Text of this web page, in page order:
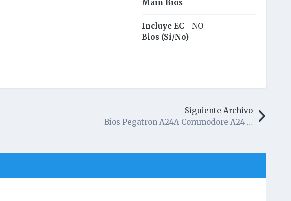
Main Bios
Incluye EC
Bios (Si/No)
NO
Siguiente Archivo
Bios Pegatron A24A Commodore A24 con Soporte para Windows 10